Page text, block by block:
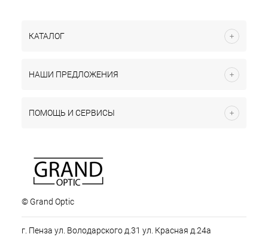
КАТАЛОГ
НАШИ ПРЕДЛОЖЕНИЯ
ПОМОЩЬ И СЕРВИСЫ
© Grand Optic
г. Пенза ул. Володарского д.31 ул. Красная д.24а